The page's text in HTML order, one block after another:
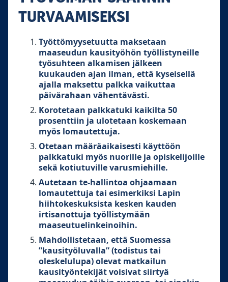
TURVAAMISEKSI
Työttömyysetuutta maksetaan
maaseudun kausityöhön työllistyneille
työsuhteen alkamisen jälkeen
kuukauden ajan ilman, että kyseisellä
ajalla maksettu palkka vaikuttaa
päivärahaan vähentävästi.
Korotetaan palkkatuki kaikilta 50
prosenttiin ja ulotetaan koskemaan
myös lomautettuja.
Otetaan määräaikaisesti käyttöön
palkkatuki myös nuorille ja opiskelijoille
sekä kotiutuville varusmiehille.
Autetaan te-hallintoa ohjaamaan
lomautettuja tai esimerkiksi Lapin
hiihtokeskuksista kesken kauden
irtisanottuja työllistymään
maaseutuelinkeinoihin.
Mahdollistetaan, että Suomessa
”kausityöluvalla” (todistus tai
oleskelulupa) olevat matkailun
kausityöntekijät voisivat siirtyä